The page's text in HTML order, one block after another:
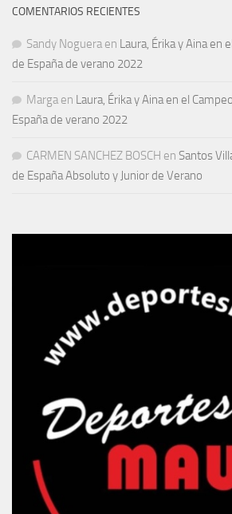
COMENTARIOS RECIENTES
Sandy Noguera en Laura, Érika y Aina en
de España de verano 2022
Marga en Laura, Érika y Aina en el
España de verano 2022
CARMEN SANCHEZ BOSCH en Santos
de España Absoluto y Junior de Verano